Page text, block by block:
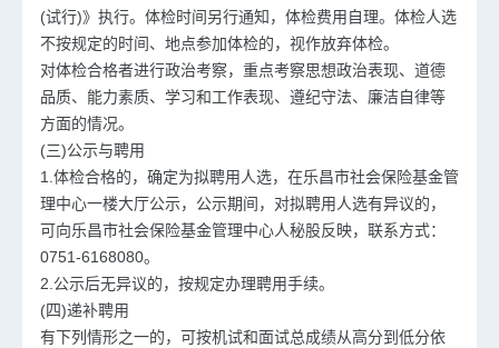
(试行)》执行。体检时间另行通知，体检费用自理。体检人选
不按规定的时间、地点参加体检的，视作放弃体检。
对体检合格者进行政治考察，重点考察思想政治表现、道德
品质、能力素质、学习和工作表现、遵纪守法、廉洁自律等
方面的情况。
(三)公示与聘用
1.体检合格的，确定为拟聘用人选，在乐昌市社会保险基金管
理中心一楼大厅公示，公示期间，对拟聘用人选有异议的，
可向乐昌市社会保险基金管理中心人秘股反映，联系方式：
0751-6168080。
2.公示后无异议的，按规定办理聘用手续。
(四)递补聘用
有下列情形之一的，可按机试和面试总成绩从高分到低分依